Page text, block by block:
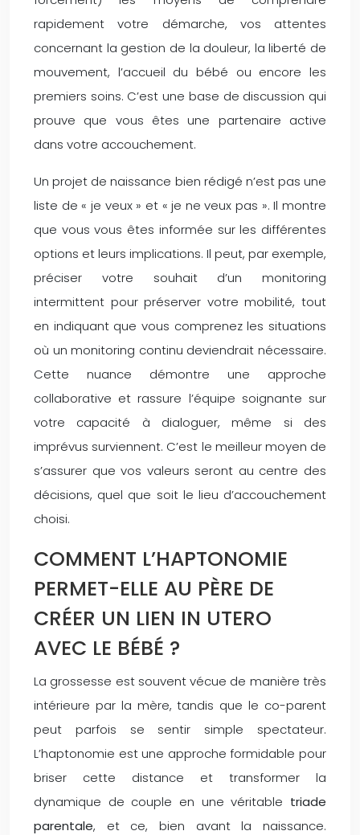
rapidement votre démarche, vos attentes
concernant la gestion de la douleur, la liberté de
mouvement, l’accueil du bébé ou encore les
premiers soins. C’est une base de discussion qui
prouve que vous êtes une partenaire active
dans votre accouchement.
Un projet de naissance bien rédigé n’est pas une
liste de « je veux » et « je ne veux pas ». Il montre
que vous vous êtes informée sur les différentes
options et leurs implications. Il peut, par exemple,
préciser votre souhait d’un monitoring
intermittent pour préserver votre mobilité, tout
en indiquant que vous comprenez les situations
où un monitoring continu deviendrait nécessaire.
Cette nuance démontre une approche
collaborative et rassure l’équipe soignante sur
votre capacité à dialoguer, même si des
imprévus surviennent. C’est le meilleur moyen de
s’assurer que vos valeurs seront au centre des
décisions, quel que soit le lieu d’accouchement
choisi.
COMMENT L’HAPTONOMIE
PERMET-ELLE AU PÈRE DE
CRÉER UN LIEN IN UTERO
AVEC LE BÉBÉ ?
La grossesse est souvent vécue de manière très
intérieure par la mère, tandis que le co-parent
peut parfois se sentir simple spectateur.
L’haptonomie est une approche formidable pour
briser cette distance et transformer la
dynamique de couple en une véritable triade
parentale, et ce, bien avant la naissance.